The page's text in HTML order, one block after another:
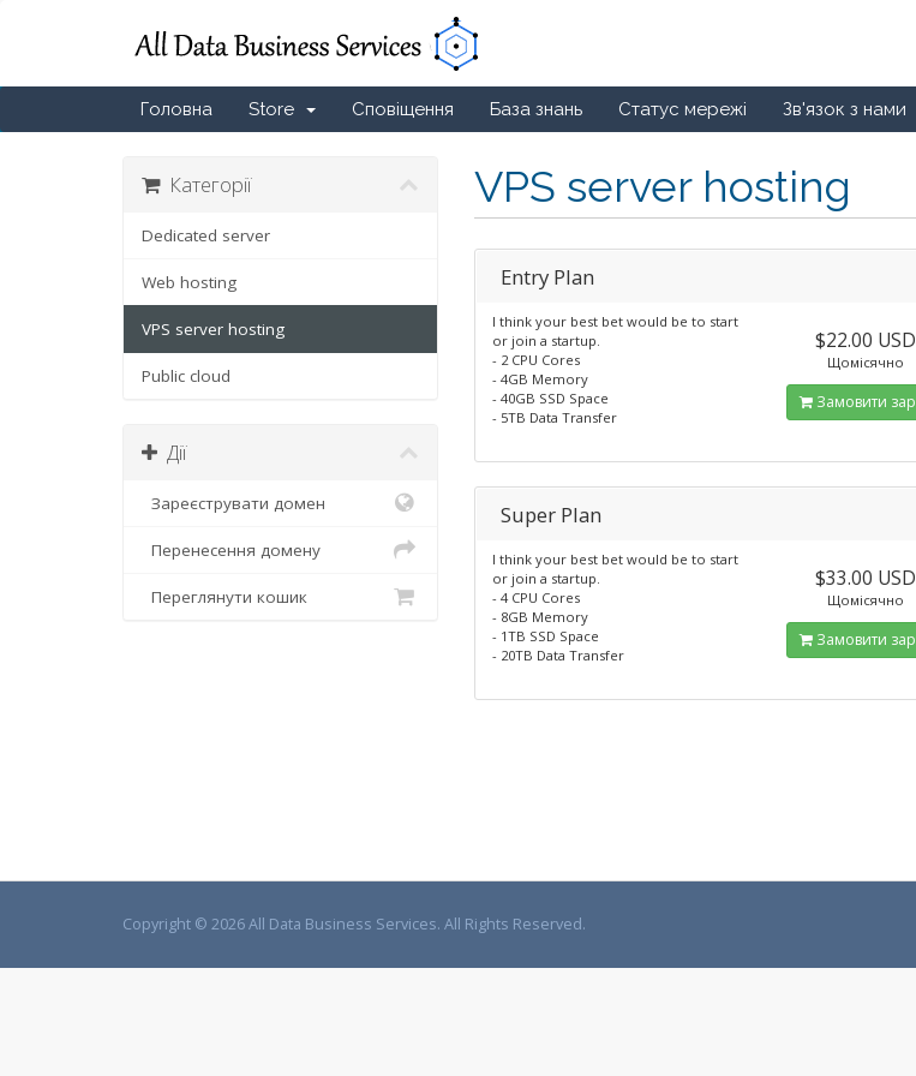
Головна Store Сповіщення База знань Статус мережі Зв'язок з нами
VPS server hosting
Категорії
Dedicated server
Web hosting
VPS server hosting
Public cloud
Дії
Зареєструвати домен
Перенесення домену
Переглянути кошик
Entry Plan
I think your best bet would be to start
or join a startup.
- 2 CPU Cores
- 4GB Memory
- 40GB SSD Space
- 5TB Data Transfer
$22.00 USD
Щомісячно
Замовити
Super Plan
I think your best bet would be to start
or join a startup.
- 4 CPU Cores
- 8GB Memory
- 1TB SSD Space
- 20TB Data Transfer
$33.00 USD
Щомісячно
Замовити
Copyright © 2026 All Data Business Services. All Rights Reserved.